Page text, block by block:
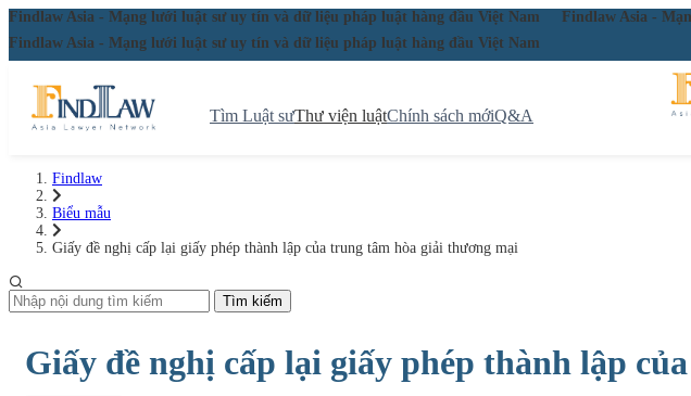
Findlaw Asia - Mạng lưới luật sư uy tín và dữ liệu pháp luật hàng đầu Việt Nam
Findlaw Asia -
Findlaw Asia - Mạng lưới luật sư uy tín và dữ liệu pháp luật hàng đầu Việt Nam
Tìm Luật sưThư viện luậtChính sách mớiQ&A
Findlaw
Biểu mẫu
Giấy đề nghị cấp lại giấy phép thành lập của trung tâm hòa giải thương mại
Tìm kiếm
Giấy đề nghị cấp lại giấy phép thành lập